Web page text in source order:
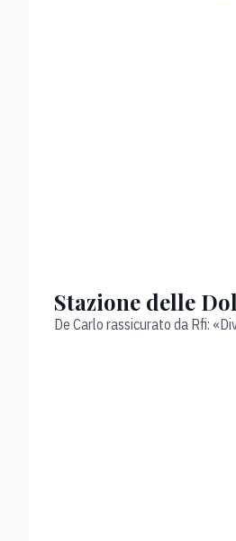
Stazione delle
De Carlo rassicurato da Rfi: